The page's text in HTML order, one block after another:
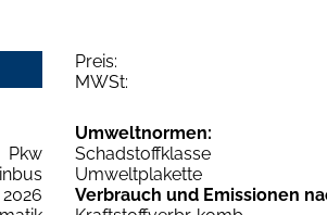
Preis:
MWSt:
Pkw
Umweltnormen:
Schadstoffklasse
Umweltplakette
Verbrauch und Emissionen